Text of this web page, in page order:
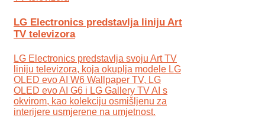
LG Electronics predstavlja liniju Art
TV televizora
LG Electronics predstavlja svoju Art TV
liniju televizora, koja okuplja modele LG
OLED evo AI W6 Wallpaper TV, LG
OLED evo AI G6 i LG Gallery TV AI s
okvirom, kao kolekciju osmišljenu za
interijere usmjerene na umjetnost.